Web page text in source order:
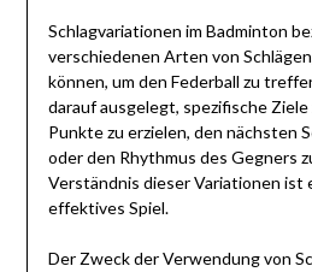
Schlagvariationen im Badminton
verschiedenen Arten von
können, um den Federball zu
darauf ausgelegt, spezifische
Punkte zu erzielen, den nächsten
oder den Rhythmus des Gegners
Verständnis dieser Variationen ist
effektives Spiel.
Der Zweck der Verwendung von